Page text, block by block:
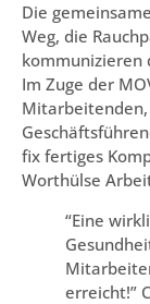
Die
Weg, die
kommunizieren
Im Zuge der
Mitarbeitenden,
fix fertiges
Worthülse
“Eine
erreicht!”